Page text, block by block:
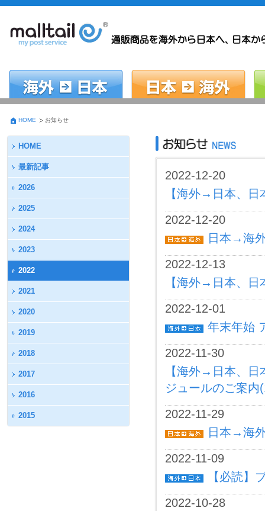
HOME お知らせ
HOME
最新記事
2026
2025
2024
2023
2022
2021
2020
2019
2018
2017
2016
2015
2022-12-20
【海外→日本、
2022-12-20
日本→海
2022-12-13
【海外→日本、
2022-12-01
年末年始
2022-11-30
【海外→日本、
ジュールのご案内
2022-11-29
日本→海
2022-11-09
【必読】
2022-10-28